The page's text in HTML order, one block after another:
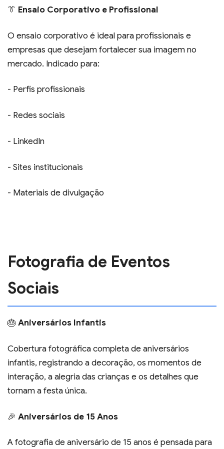
👔 Ensaio Corporativo e Profissional
O ensaio corporativo é ideal para profissionais e
empresas que desejam fortalecer sua imagem no
mercado. Indicado para:
- Perfis profissionais
- Redes sociais
- LinkedIn
- Sites institucionais
- Materiais de divulgação
Fotografia de Eventos
Sociais
🎂 Aniversários Infantis
Cobertura fotográfica completa de aniversários
infantis, registrando a decoração, os momentos de
interação, a alegria das crianças e os detalhes que
tornam a festa única.
🎉 Aniversários de 15 Anos
A fotografia de aniversário de 15 anos é pensada para